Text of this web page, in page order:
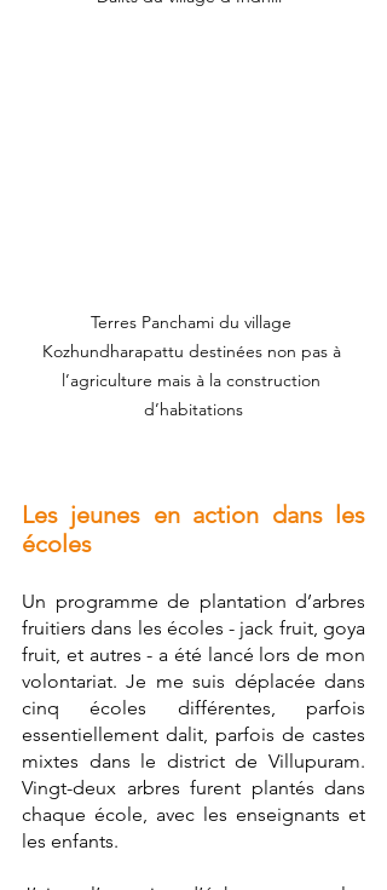
Terres Panchami du village
Kozhundharapattu destinées non pas à
l’agriculture mais à la construction
d’habitations
Les jeunes en action dans les
écoles
Un programme de plantation d’arbres
fruitiers dans les écoles - jack fruit, goya
fruit, et autres - a été lancé lors de mon
volontariat. Je me suis déplacée dans
cinq écoles différentes, parfois
essentiellement dalit, parfois de castes
mixtes dans le district de Villupuram.
Vingt-deux arbres furent plantés dans
chaque école, avec les enseignants et
les enfants.